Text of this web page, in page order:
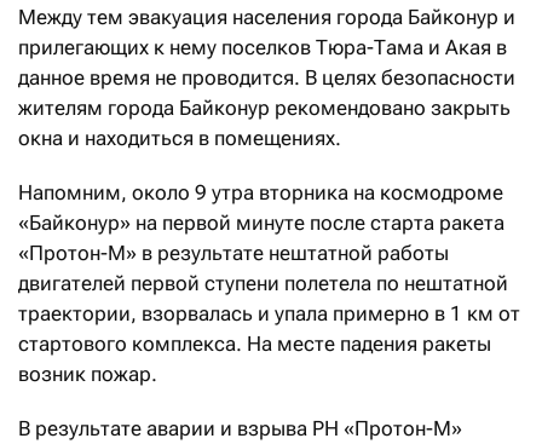
Между тем эвакуация населения города Байконур и
прилегающих к нему поселков Тюра-Тама и Акая в
данное время не проводится. В целях безопасности
жителям города Байконур рекомендовано закрыть
окна и находиться в помещениях.
Напомним, около 9 утра вторника на космодроме
«Байконур» на первой минуте после старта ракета
«Протон-М» в результате нештатной работы
двигателей первой ступени полетела по нештатной
траектории, взорвалась и упала примерно в 1 км от
стартового комплекса. На месте падения ракеты
возник пожар.
В результате аварии и взрыва РН «Протон-М»